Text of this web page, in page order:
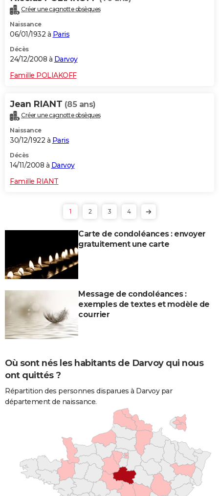
Créer une cagnotte obsèques
Naissance
06/01/1932 à Paris
Décès
24/12/2008 à Darvoy
Famille POLIAKOFF
Jean RIANT (85 ans)
Créer une cagnotte obsèques
Naissance
30/12/1922 à Paris
Décès
14/11/2008 à Darvoy
Famille RIANT
1 2 3 4
Carte de condoléances : envoyer
gratuitement une carte
Message de condoléances :
exemples de textes et modèle de
courrier
Où sont nés les habitants de Darvoy qui nous
ont quittés ?
Répartition des personnes disparues à Darvoy par
département de naissance.